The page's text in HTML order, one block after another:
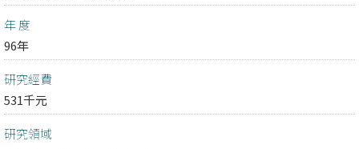
年 度
96年
研究經費
531千元
研究領域